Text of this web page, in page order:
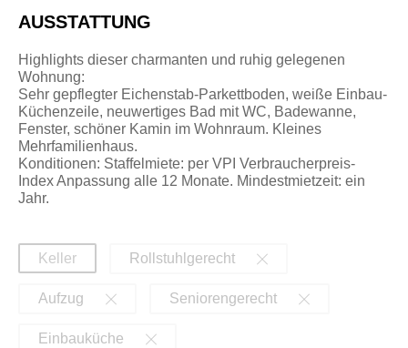
AUSSTATTUNG
Highlights dieser charmanten und ruhig gelegenen
Wohnung:
Sehr gepflegter Eichenstab-Parkettboden, weiße Einbau-
Küchenzeile, neuwertiges Bad mit WC, Badewanne,
Fenster, schöner Kamin im Wohnraum. Kleines
Mehrfamilienhaus.
Konditionen: Staffelmiete: per VPI Verbraucherpreis-
Index Anpassung alle 12 Monate. Mindestmietzeit: ein
Jahr.
Keller Rollstuhlgerecht
Aufzug Seniorengerecht
Einbauküche